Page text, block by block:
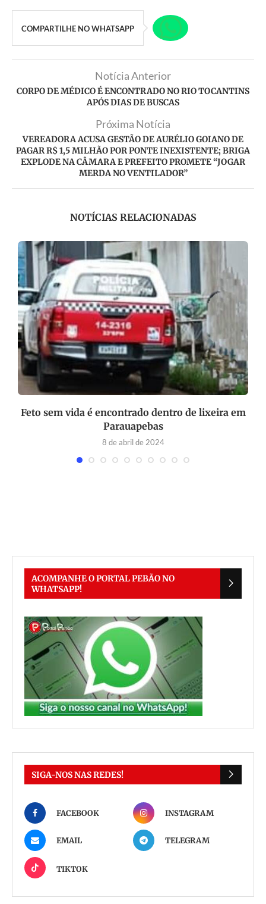
COMPARTILHE NO WHATSAPP
Notícia Anterior
CORPO DE MÉDICO É ENCONTRADO NO RIO TOCANTINS
APÓS DIAS DE BUSCAS
Próxima Notícia
VEREADORA ACUSA GESTÃO DE AURÉLIO GOIANO DE
PAGAR R$ 1,5 MILHÃO POR PONTE INEXISTENTE; BRIGA
EXPLODE NA CÂMARA E PREFEITO PROMETE “JOGAR
MERDA NO VENTILADOR”
NOTÍCIAS RELACIONADAS
Feto sem vida é encontrado dentro de lixeira em
Parauapebas
8 de abril de 2024
ACOMPANHE O PORTAL PEBÃO NO
WHATSAPP!
SIGA-NOS NAS REDES!
FACEBOOK INSTAGRAM
EMAIL TELEGRAM
TIKTOK